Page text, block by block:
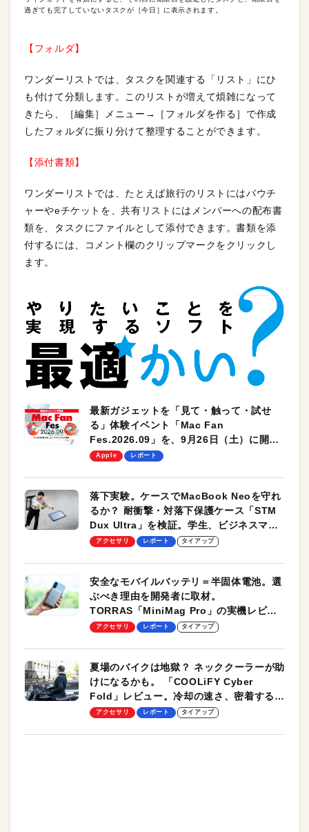
過ぎても完了していないタスクが［今日］に表示されます。
【フォルダ】
ワンダーリストでは、タスクを関連する「リスト」にひ
も付けて分類します。このリストが増えて煩雑になって
きたら、［編集］メニュー→［フォルダを作る］で作成
したフォルダに振り分けて整理することができます。
【添付書類】
ワンダーリストでは、たとえば旅行のリストにはバウチ
ャーやeチケットを、共有リストにはメンバーへの配布書
類を、タスクにファイルとして添付できます。書類を添
付するには、コメント欄のクリップマークをクリックし
ます。
最新ガジェットを「見て・触って・試せ
る」体験イベント「Mac Fan
Fes.2026.09」を、9月26日（土）に開催
します！
Apple レポート
落下実験。ケースでMacBook Neoを守れ
るか？ 耐衝撃・対落下保護ケース「STM
Dux Ultra」を検証。学生、ビジネスマン
のモバイルユースに最適！
アクセサリ レポート タイアップ
安全なモバイルバッテリ＝半固体電池。選
ぶべき理由を開発者に取材。
TORRAS「MiniMag Pro」の実機レビュ
ーも
アクセサリ レポート タイアップ
夏場のバイクは地獄？ ネッククーラーが助
けになるかも。 「COOLiFY Cyber
Fold」レビュー。冷却の速さ、密着する冷
却プレート、シンプルな操作性がグッド！
アクセサリ レポート タイアップ